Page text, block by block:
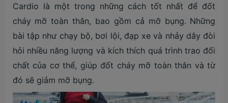
Cardio là một trong những cách tốt nhất để đốt
cháy mỡ toàn thân, bao gồm cả mỡ bụng. Những
bài tập như chạy bộ, bơi lội, đạp xe và nhảy dây đòi
hỏi nhiều năng lượng và kích thích quá trình trao đổi
chất của cơ thể, giúp đốt cháy mỡ toàn thân và từ
đó sẽ giảm mỡ bụng.